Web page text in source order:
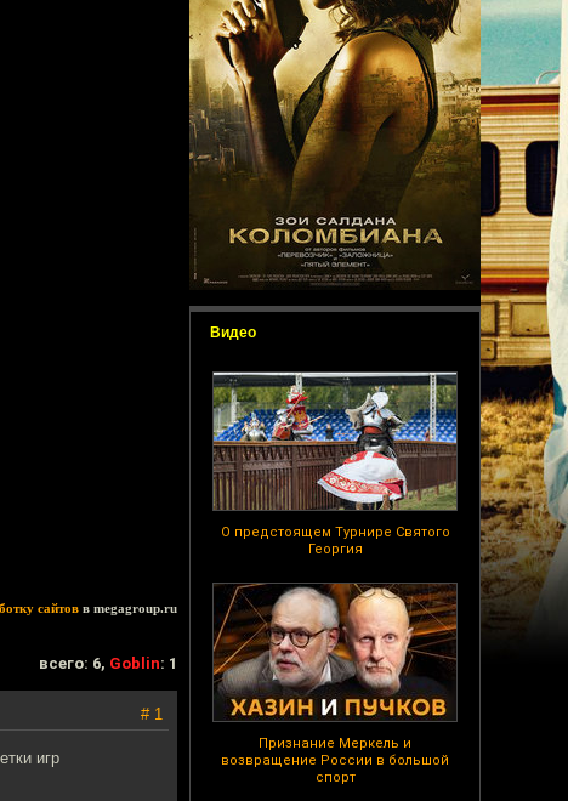
Видео
О предстоящем Турнире Святого
Георгия
Признание Меркель и
возвращение России в большой
спорт
сайтов в megagroup.ru
всего: 6, Goblin: 1
# 1
игр